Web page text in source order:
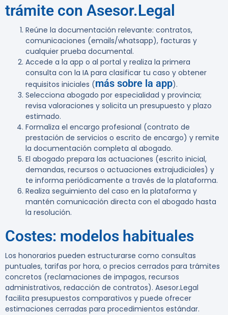
trámite con Asesor.Legal
Reúne la documentación relevante: contratos,
comunicaciones (emails/whatsapp), facturas y
cualquier prueba documental.
Accede a la app o al portal y realiza la primera
consulta con la IA para clasificar tu caso y obtener
requisitos iniciales (más sobre la app).
Selecciona abogado por especialidad y provincia;
revisa valoraciones y solicita un presupuesto y plazo
estimado.
Formaliza el encargo profesional (contrato de
prestación de servicios o escrito de encargo) y remite
la documentación completa al abogado.
El abogado prepara las actuaciones (escrito inicial,
demandas, recursos o actuaciones extrajudiciales) y
te informa periódicamente a través de la plataforma.
Realiza seguimiento del caso en la plataforma y
mantén comunicación directa con el abogado hasta
la resolución.
Costes: modelos habituales
Los honorarios pueden estructurarse como consultas
puntuales, tarifas por hora, o precios cerrados para trámites
concretos (reclamaciones de impagos, recursos
administrativos, redacción de contratos). Asesor.Legal
facilita presupuestos comparativos y puede ofrecer
estimaciones cerradas para procedimientos estándar.